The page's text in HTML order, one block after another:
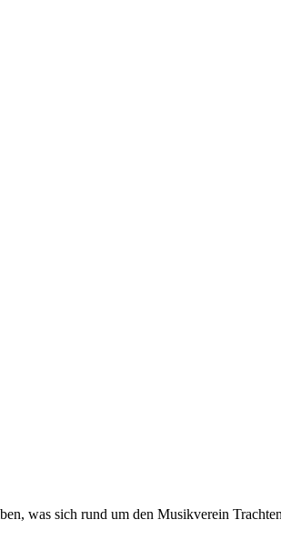
was sich rund um den Musikverein